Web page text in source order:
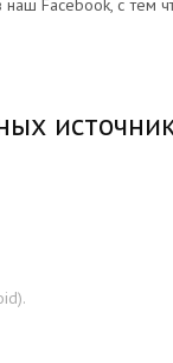
Facebook, с тем